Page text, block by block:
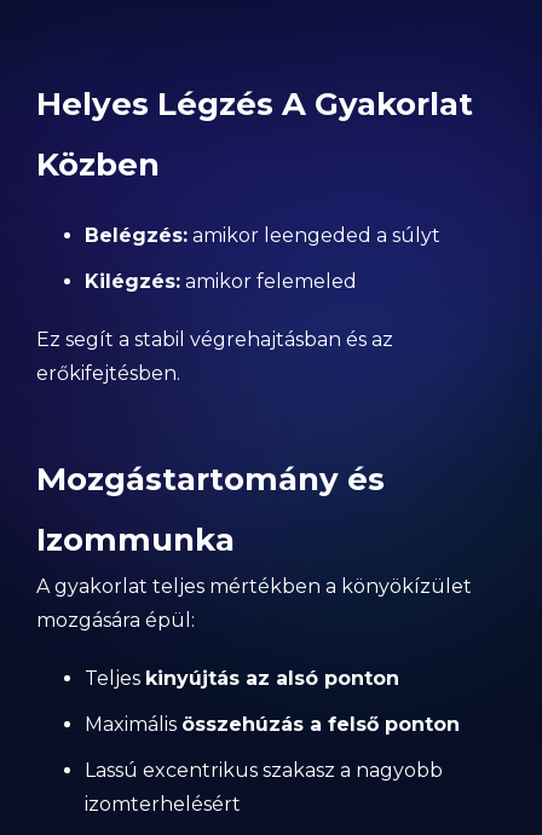
Helyes Légzés A Gyakorlat
Közben
Belégzés: amikor leengeded a súlyt
Kilégzés: amikor felemeled
Ez segít a stabil végrehajtásban és az
erőkifejtésben.
Mozgástartomány és
Izommunka
A gyakorlat teljes mértékben a könyökízület
mozgására épül:
Teljes kinyújtás az alsó ponton
Maximális összehúzás a felső ponton
Lassú excentrikus szakasz a nagyobb
izomterhelésért